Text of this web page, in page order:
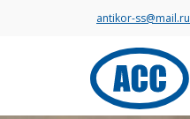
antikor-ss@mail.ru